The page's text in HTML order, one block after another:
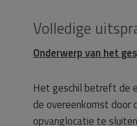
Volledige
Onderwerp van het
Het geschil betreft de
de overeenkomst door
opvanglocatie te